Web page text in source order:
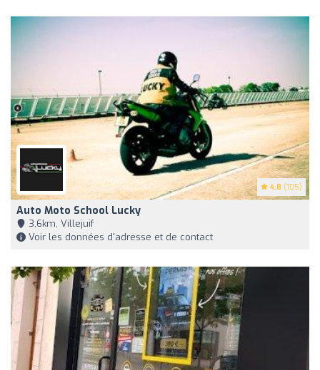
4.8 (105)
Auto Moto School Lucky
3,6km, Villejuif
Voir les données d'adresse et de contact